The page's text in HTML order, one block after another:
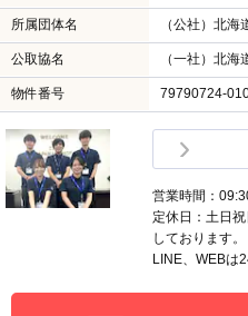
所属団体名 （公社）北
公取協名 （一社）北
物件番号 79790724-
営業時間：
定休日：土日
しております。
LINE、WEBは